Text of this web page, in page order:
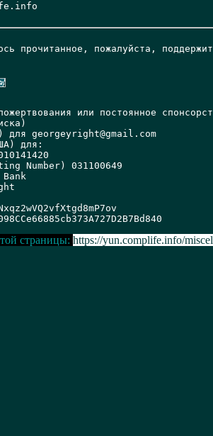
или постоянное
для georgeyright@gmail.com
для:
Number) 031100649
Bank
страницы: https://yun.complife.info/